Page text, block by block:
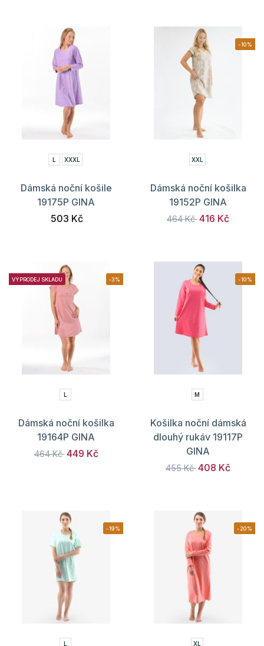
L XXXL
Dámská noční košile
19175P GINA
503 Kč
-10%
XXL
Dámská noční košilka
19152P GINA
464 Kč416 Kč
VÝPRODEJ SKLADU -3%
L
Dámská noční košilka
19164P GINA
464 Kč 449 Kč
-10%
M
Košilka noční dámská
dlouhý rukáv 19117P
GINA
455 Kč408 Kč
-19%
L
-20%
XL